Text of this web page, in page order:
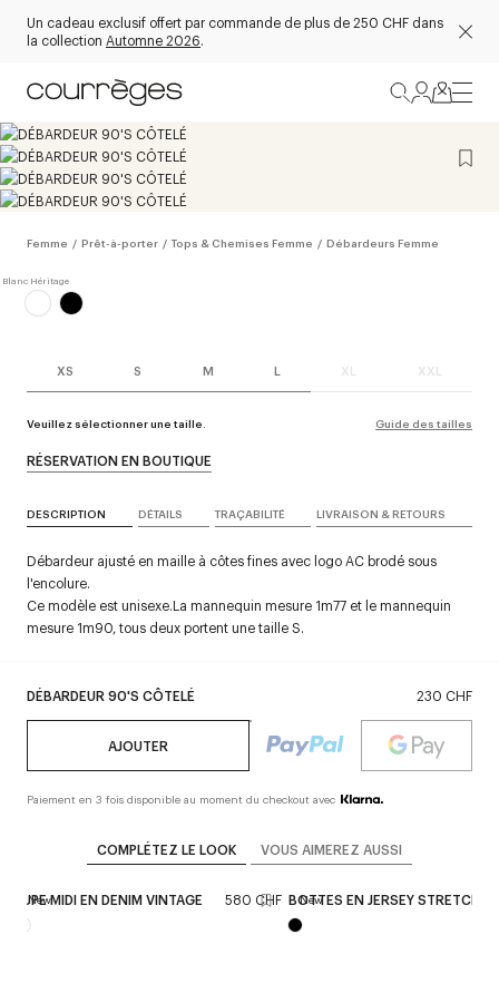
Un cadeau exclusif offert par commande de plus de 250 CHF dans
la collection Automne 2026.
Femme / Prêt-à-porter / Tops & Chemises Femme / Débardeurs Femme
XS S M L XL XXL
Veuillez sélectionner une taille. Guide des tailles
DÉBARDEUR 90'S CÔTELÉ 230 CHF
AJOUTER
Paiement en 3 fois disponible au moment du checkout avec
RÉSERVATION EN BOUTIQUE
DESCRIPTION DÉTAILS TRAÇABILITÉ LIVRAISON & RETOURS
Débardeur ajusté en maille à côtes fines avec logo AC brodé sous
l'encolure.
Ce modèle est unisexe.La mannequin mesure 1m77 et le mannequin
mesure 1m90, tous deux portent une taille S.
COMPLÉTEZ LE LOOK VOUS AIMEREZ AUSSI
New
JUPE MIDI EN DENIM VINTAGE 580 CHF New
BOTTES EN JERSEY STRETCH